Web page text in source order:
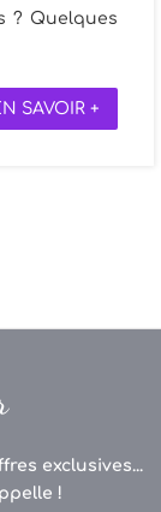
? Quelques
SAVOIR +
exclusives...
!